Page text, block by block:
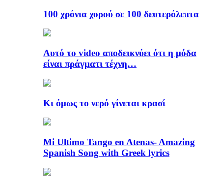
100 χρόνια χορού σε 100 δευτερόλεπτα
Αυτό το video αποδεικνύει ότι η μόδα
είναι πράγματι τέχνη…
Κι όμως το νερό γίνεται κρασί
Mi Ultimo Tango en Atenas- Amazing
Spanish Song with Greek lyrics